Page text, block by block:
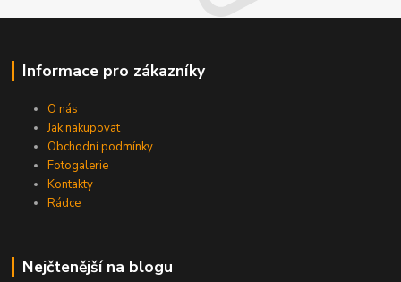
Informace pro zákazníky
O nás
Jak nakupovat
Obchodní podmínky
Fotogalerie
Kontakty
Rádce
Nejčtenější na blogu